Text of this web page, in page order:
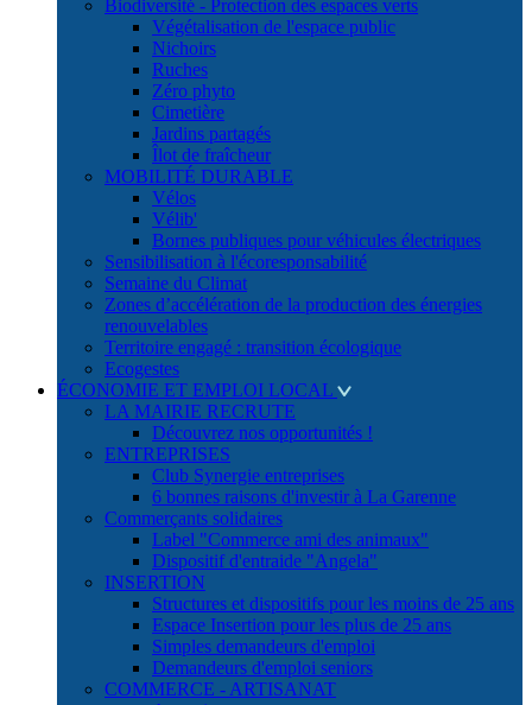
Biodiversité - Protection des espaces verts
Végétalisation de l'espace public
Nichoirs
Ruches
Zéro phyto
Cimetière
Jardins partagés
Îlot de fraîcheur
MOBILITÉ DURABLE
Vélos
Vélib'
Bornes publiques pour véhicules électriques
Sensibilisation à l'écoresponsabilité
Semaine du Climat
Zones d’accélération de la production des énergies
renouvelables
Territoire engagé : transition écologique
Ecogestes
ÉCONOMIE ET EMPLOI LOCAL
LA MAIRIE RECRUTE
Découvrez nos opportunités !
ENTREPRISES
Club Synergie entreprises
6 bonnes raisons d'investir à La Garenne
Commerçants solidaires
Label "Commerce ami des animaux"
Dispositif d'entraide "Angela"
INSERTION
Structures et dispositifs pour les moins de 25 ans
Espace Insertion pour les plus de 25 ans
Simples demandeurs d'emploi
Demandeurs d'emploi seniors
COMMERCE - ARTISANAT